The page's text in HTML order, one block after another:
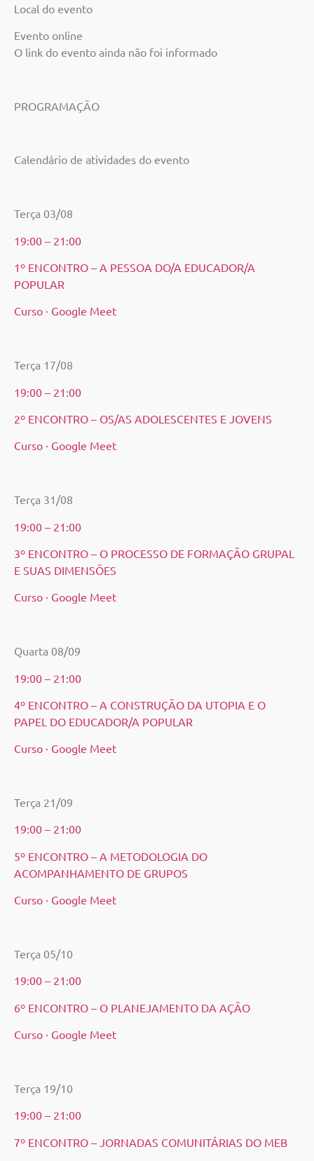
Local do evento
Evento online
O link do evento ainda não foi informado
PROGRAMAÇÃO
Calendário de atividades do evento
Terça 03/08
19:00 – 21:00
1º ENCONTRO – A PESSOA DO/A EDUCADOR/A
POPULAR
Curso · Google Meet
Terça 17/08
19:00 – 21:00
2º ENCONTRO – OS/AS ADOLESCENTES E JOVENS
Curso · Google Meet
Terça 31/08
19:00 – 21:00
3º ENCONTRO – O PROCESSO DE FORMAÇÃO GRUPAL
E SUAS DIMENSÕES
Curso · Google Meet
Quarta 08/09
19:00 – 21:00
4º ENCONTRO – A CONSTRUÇÃO DA UTOPIA E O
PAPEL DO EDUCADOR/A POPULAR
Curso · Google Meet
Terça 21/09
19:00 – 21:00
5º ENCONTRO – A METODOLOGIA DO
ACOMPANHAMENTO DE GRUPOS
Curso · Google Meet
Terça 05/10
19:00 – 21:00
6º ENCONTRO – O PLANEJAMENTO DA AÇÃO
Curso · Google Meet
Terça 19/10
19:00 – 21:00
7º ENCONTRO – JORNADAS COMUNITÁRIAS DO MEB